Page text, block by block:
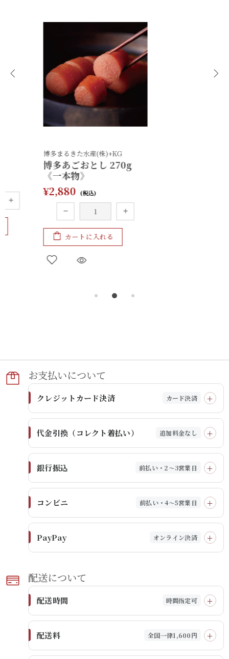
博多まるきた水産(株)+KG
博多あ​​ごおとし 270g
《一本物》
¥2,880
カートに入れる
すいとうと
ごまさば 味比べセッ
ト お得な２パック
お支払いに​ついて​
クレジットカード決済 カード決済
代金引換（コレクト着払い） 追加料金なし
銀行振込 前払い・2～3営業日
コンビニ 前払い・4～5営業日
PayPay オンライン決済
配送に​ついて​
配送時間 時間指定可
配送料 全国一律1,600円